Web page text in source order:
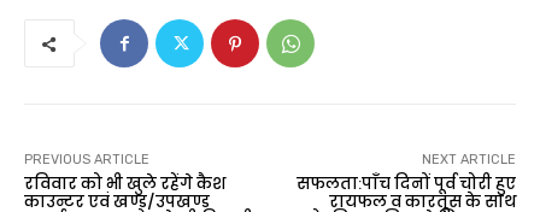
PREVIOUS ARTICLE
रविवार को भी खुले रहेंगे कैश
काउन्टर एवं खण्ड/उपखण्ड
NEXT ARTICLE
सफलता:पाँच दिनों पूर्व चोरी हुए
रायफल व कारतूस के साथ